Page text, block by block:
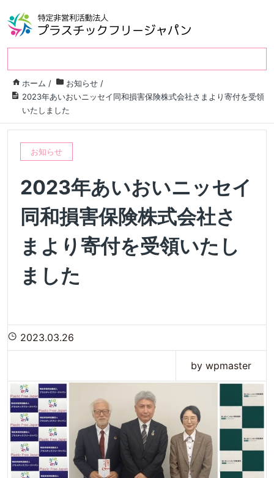
ホーム / お知らせ /
2023年あいおいニッセイ同和損害保険株式会社さまより寄付を受領
いたしました
お知らせ
2023年あいおいニッセイ
同和損害保険株式会社さ
まより寄付を受領いたし
ました
2023.03.26
by wpmaster